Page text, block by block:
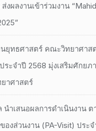
ผลงานเข้าร่วมงาน
ยุทธศาสตร์ คณะวิทยาศาส
ะจำปี 2568 มุ่งเสริมศักยภ
ยาศาสตร์
ำเสนอผลการดำเนินงาน ต
งส่วนงาน (PA-Visit) ประจ